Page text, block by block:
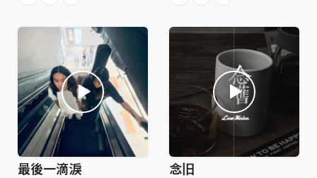
最後一滴淚 念旧